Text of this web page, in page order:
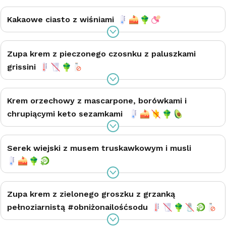
Kakaowe ciasto z wiśniami
Zupa krem z pieczonego czosnku z paluszkami
grissini
Krem orzechowy z mascarpone, borówkami i
chrupiącymi keto sezamkami
Serek wiejski z musem truskawkowym i musli
Zupa krem z zielonego groszku z grzanką
pełnoziarnistą #obniżonailośćsodu